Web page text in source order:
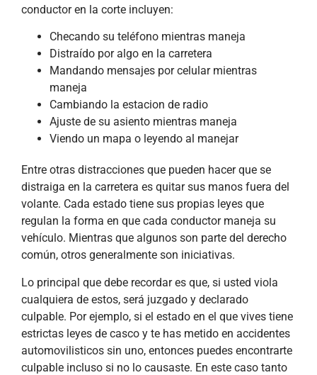
conductor en la corte incluyen:
Checando su teléfono mientras maneja
Distraído por algo en la carretera
Mandando mensajes por celular mientras
maneja
Cambiando la estacion de radio
Ajuste de su asiento mientras maneja
Viendo un mapa o leyendo al manejar
Entre otras distracciones que pueden hacer que se
distraiga en la carretera es quitar sus manos fuera del
volante. Cada estado tiene sus propias leyes que
regulan la forma en que cada conductor maneja su
vehículo. Mientras que algunos son parte del derecho
común, otros generalmente son iniciativas.
Lo principal que debe recordar es que, si usted viola
cualquiera de estos, será juzgado y declarado
culpable. Por ejemplo, si el estado en el que vives tiene
estrictas leyes de casco y te has metido en accidentes
automovilisticos sin uno, entonces puedes encontrarte
culpable incluso si no lo causaste. En este caso tanto